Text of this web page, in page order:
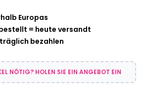
Europas
= heute versandt
bezahlen
NÖTIG? HOLEN SIE EIN ANGEBOT EIN